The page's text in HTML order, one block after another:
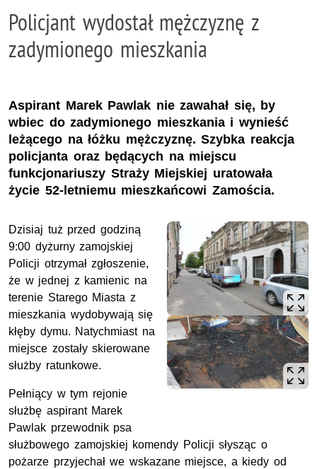
Policjant wydostał mężczyznę z
zadymionego mieszkania
Aspirant Marek Pawlak nie zawahał się, by
wbiec do zadymionego mieszkania i wynieść
leżącego na łóżku mężczyznę. Szybka reakcja
policjanta oraz będących na miejscu
funkcjonariuszy Straży Miejskiej uratowała
życie 52-letniemu mieszkańcowi Zamościa.
Dzisiaj tuż przed godziną
9:00 dyżurny zamojskiej
Policji otrzymał zgłoszenie,
że w jednej z kamienic na
terenie Starego Miasta z
mieszkania wydobywają się
kłęby dymu. Natychmiast na
miejsce zostały skierowane
służby ratunkowe.
Pełniący w tym rejonie
służbę aspirant Marek
Pawlak przewodnik psa
służbowego zamojskiej komendy Policji słysząc o
pożarze przyjechał we wskazane miejsce, a kiedy od